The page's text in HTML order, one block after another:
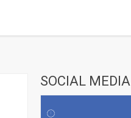
SOCIAL MEDIA